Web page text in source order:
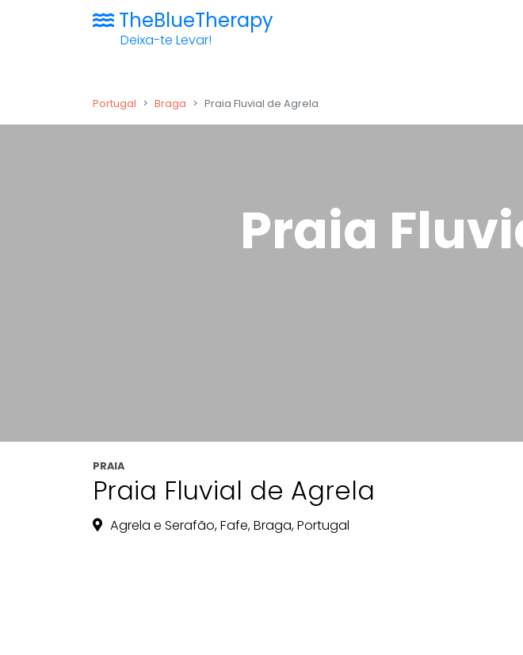
TheBlueTherapy
Deixa-te Levar!
Portugal Braga Praia Fluvial de Agrela
Praia
PRAIA
Praia Fluvial de Agrela
Agrela e Serafão, Fafe, Braga, Portugal